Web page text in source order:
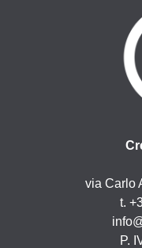
via Carlo
t.
P.